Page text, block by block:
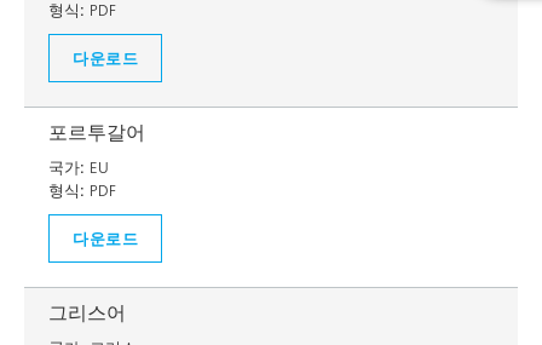
형식: PDF
다운로드
포르투갈어
국가: EU
형식: PDF
다운로드
그리스어